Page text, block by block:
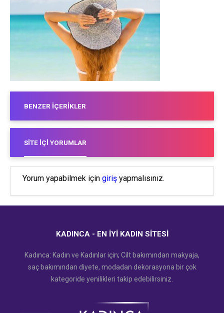
BENZER İÇERIKLER
SITE İÇI YORUMLAR
Yorum yapabilmek için giriş yapmalısınız.
KADINCA - EN İYI KADIN SITESI
Kadınca: Kadın ve Kadınlar için; Cilt bakımından makyaja,
saç bakımından diyete, modadan dekorasyona bir çok
kategoride yenilikleri takip edebilirsiniz.